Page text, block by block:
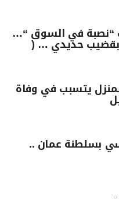
“نصبة في السوق “…
حديدي … (
يتسبب في وفاة
بسلطنة عمان ..